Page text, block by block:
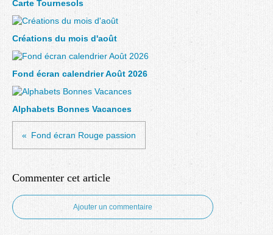
Carte Tournesols
Créations du mois d'août
Fond écran calendrier Août 2026
Alphabets Bonnes Vacances
Fond écran Rouge passion
Commenter cet article
Ajouter un commentaire